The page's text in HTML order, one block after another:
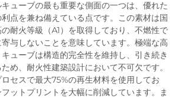
ューブの最も重要な側面の一つは、優れた
点を兼ね備えている点です。この素材は国
耐火等級（A1）を取得しており、不燃性で
与しないことを意味しています。極端な高
ューブは構造的完全性を維持し、引き続き
め、耐火性建築設計において不可欠です。
セスで最大75%の再生材料を使用してお
ットプリントを大幅に削減しています。ま